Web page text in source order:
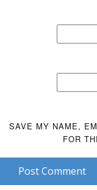
SAVE MY NAME,
FOR
Post Comment